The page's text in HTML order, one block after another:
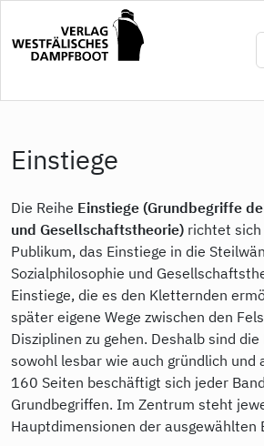
Inhalt
Einstiege
Die Reihe Einstiege (Grundbegriffe
und Gesellschaftstheorie) richtet
Publikum, das Einstiege in die
Sozialphilosophie und
Einstiege, die es den Kletternden
später eigene Wege zwischen den
Disziplinen zu gehen. Deshalb sind
sowohl lesbar wie auch gründlich und
160 Seiten beschäftigt sich jeder
Grundbegriffen. Im Zentrum steht
Hauptdimensionen der ausgewählten